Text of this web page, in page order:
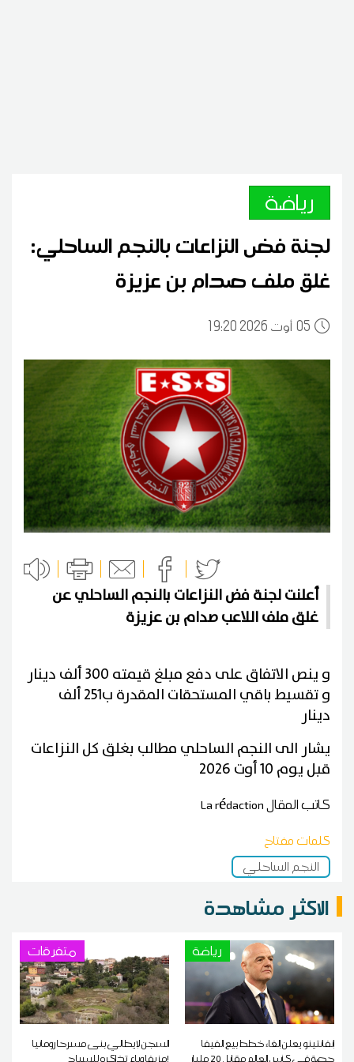
رياضة
لجنة فض النزاعات بالنجم الساحلي:
غلق ملف صدام بن عزيزة
0519:20 2026 أوت
أعلنت لجنة فض النزاعات بالنجم الساحلي عن
غلق ملف اللاعب صدام بن عزيزة
و ينص الاتفاق على دفع مبلغ قيمته 300 ألف دينار
و تقسيط باقي المستحقات المقدرة ب251 ألف
دينار
يشار الى النجم الساحلي مطالب بغلق كل النزاعات
قبل يوم 10 أوت 2026
كاتب المقالLa rédaction
كلمات مفتاح
النجم الساحلي
الاكثر مشاهدة
رياضة
إنفانتينو يعلن إلغاء خطط بيع الفيفا
حصة في كأس العالم مقابل 20 مليار
متفرقات
السجن لإيطالي بنى مسرحا رومانيا
مزيفا وباع تذاكره للسياح!